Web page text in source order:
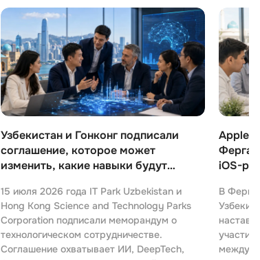
Узбекистан и Гонконг подписали
соглашение, которое может
изменить, какие навыки будут
15 июля 2026 года IT Park Uzbekistan и
Hong Kong Science and Technology Parks
Corporation подписали меморандум о
технологическом сотрудничестве.
Соглашение охватывает ИИ, DeepTech,
Apple
iOS-
В
участии
безопасность
К
Кибербезопасность
Компьютерное зрение
Компьютерные сети
М
Микросервисная архитектура
Н
Нагрузочное тестирование
О